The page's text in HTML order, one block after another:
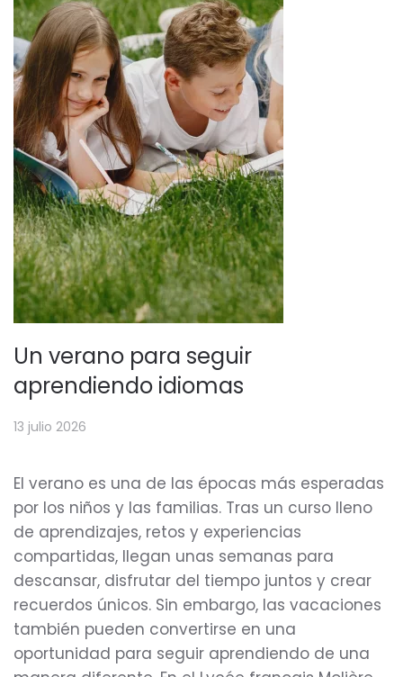
Un verano para seguir
aprendiendo idiomas
13 julio 2026
El verano es una de las épocas más esperadas
por los niños y las familias. Tras un curso lleno
de aprendizajes, retos y experiencias
compartidas, llegan unas semanas para
descansar, disfrutar del tiempo juntos y crear
recuerdos únicos. Sin embargo, las vacaciones
también pueden convertirse en una
oportunidad para seguir aprendiendo de una